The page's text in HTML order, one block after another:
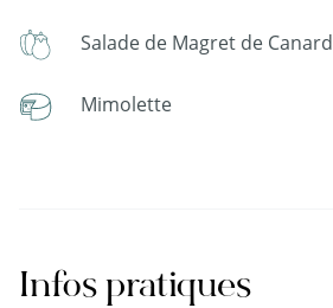
Salade de Magret de Canard
Mimolette
Infos pratiques